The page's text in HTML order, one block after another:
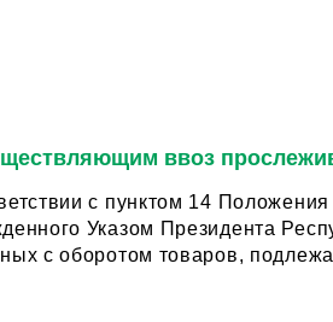
ввоз
с пунктом 14
Указом Президента
с оборотом товаров,